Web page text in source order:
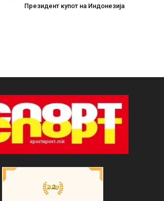
Президент купот на Индонезија